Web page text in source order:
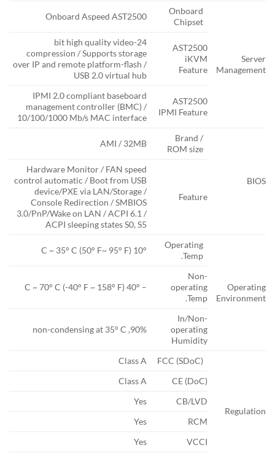
Server
Management
Onboard
Chipset
Onboard Aspeed AST2500
AST2500
iKVM
Feature
24-bit high quality video
compression / Supports storage
over IP and remote platform-flash /
USB 2.0 virtual hub
AST2500
IPMI Feature
IPMI 2.0 compliant baseboard
management controller (BMC) /
10/100/1000 Mb/s MAC interface
BIOS
Brand /
ROM size
AMI / 32MB
Feature
Hardware Monitor / FAN speed
control automatic / Boot from USB
device/PXE via LAN/Storage /
Console Redirection / SMBIOS
3.0/PnP/Wake on LAN / ACPI 6.1 /
ACPI sleeping states S0, S5
Operating
Environment
Operating
Temp.
10° C ~ 35° C (50° F~ 95° F)
Non-
operating
Temp.
– 40° C ~ 70° C (-40° F ~ 158° F)
In/Non-
operating
Humidity
90%, non-condensing at 35° C
Regulation
FCC (SDoC)
Class A
CE (DoC)
Class A
CB/LVD
Yes
RCM
Yes
VCCI
Yes